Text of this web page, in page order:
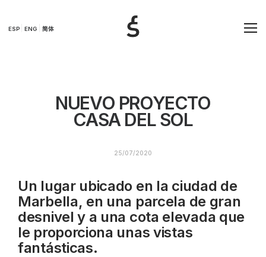
ESP ENG 简体
NUEVO PROYECTO
CASA DEL SOL
25/07/2020
Un lugar ubicado en la ciudad de
Marbella, en una parcela de gran
desnivel y a una cota elevada que
le proporciona unas vistas
fantásticas.